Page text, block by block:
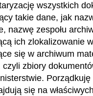
wszystkich
takie dane, jak
nazwę zespołu
ich zlokalizowanie
się w archiwum
zbiory
się na